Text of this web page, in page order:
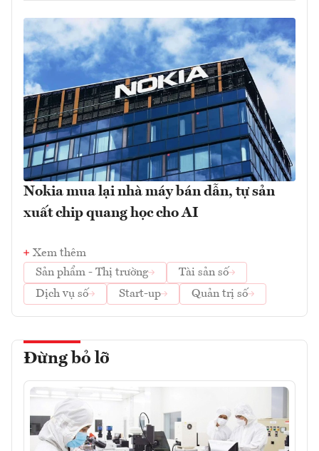
Nokia mua lại nhà máy bán dẫn, tự sản
xuất chip quang học cho AI
Xem thêm
Sản phẩm - Thị trường
Tài sản số
Dịch vụ số
Start-up Quản trị số
Đừng bỏ lỡ